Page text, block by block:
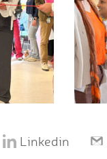
Linkedin